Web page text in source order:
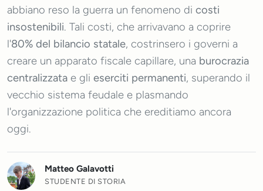
abbiano reso la guerra un fenomeno di costi
insostenibili. Tali costi, che arrivavano a coprire
l'80% del bilancio statale, costrinsero i governi a
creare un apparato fiscale capillare, una burocrazia
centralizzata e gli eserciti permanenti, superando il
vecchio sistema feudale e plasmando
l'organizzazione politica che ereditiamo ancora
oggi.
Matteo Galavotti
STUDENTE DI STORIA